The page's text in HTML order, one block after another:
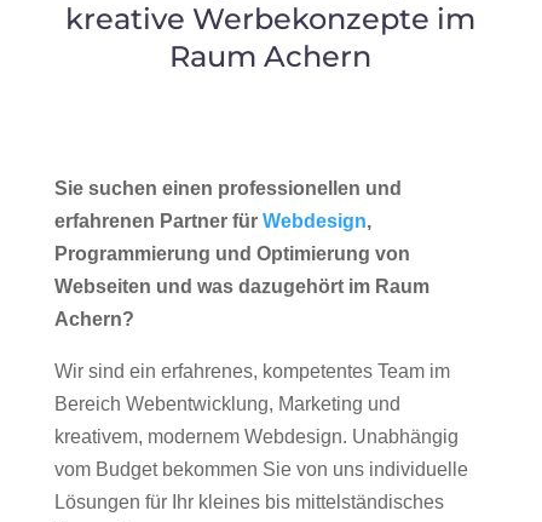
kreative Werbekonzepte im
Raum Achern
Sie suchen einen professionellen und
erfahrenen Partner für Webdesign,
Programmierung und Optimierung von
Webseiten und was dazugehört im Raum
Achern?
Wir sind ein erfahrenes, kompetentes Team im
Bereich Webentwicklung, Marketing und
kreativem, modernem Webdesign. Unabhängig
vom Budget bekommen Sie von uns individuelle
Lösungen für Ihr kleines bis mittelständisches